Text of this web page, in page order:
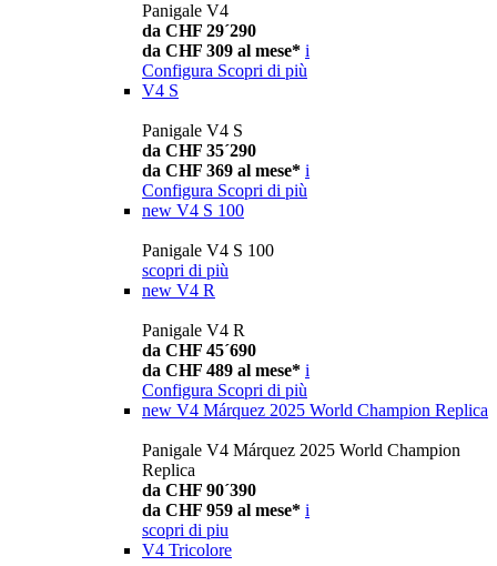
Panigale V4
da CHF 29´290
da CHF 309 al mese* i
Configura Scopri di più
V4 S
Panigale V4 S
da CHF 35´290
da CHF 369 al mese* i
Configura Scopri di più
new V4 S 100
Panigale V4 S 100
scopri di più
new V4 R
Panigale V4 R
da CHF 45´690
da CHF 489 al mese* i
Configura Scopri di più
new V4 Márquez 2025 World Champion Replica
Panigale V4 Márquez 2025 World Champion
Replica
da CHF 90´390
da CHF 959 al mese* i
scopri di piu
V4 Tricolore